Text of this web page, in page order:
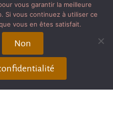
vous garantir la meilleure
Si vous continuez à utiliser ce
vous en êtes satisfait.
Non